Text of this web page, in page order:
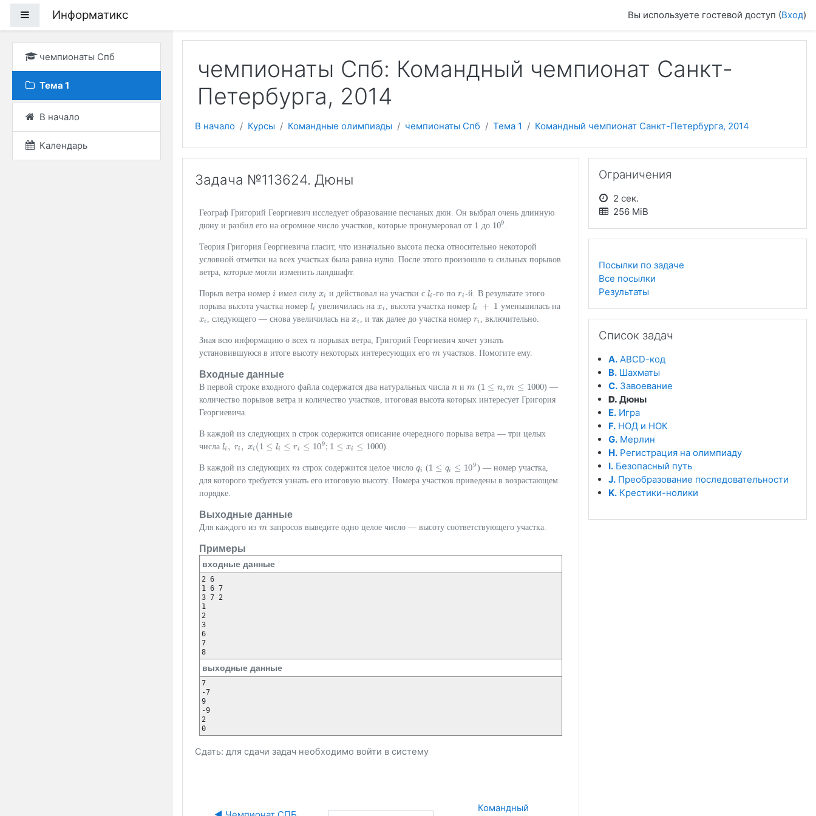
Боковая панель
Информатикс Вы используете гостевой доступ (Вход)
чемпионаты Спб
Тема 1
В начало
Календарь
чемпионаты Спб: Командный чемпионат Санкт-
Петербурга, 2014
В начало Курсы Командные олимпиады чемпионаты Спб Тема 1 Командный чемпионат Санкт-Петербурга, 2014
Задача №113624. Дюны
Географ Григорий Георгиевич исследует образование песчаных дюн. Он выбрал очень длинную
дюну и разбил его на огромное число участков, которые пронумеровал от 1
1 до 109
109 .
Теория Григория Георгиевича гласит, что изначально высота песка относительно некоторой
условной отметки на всех участках была равна нулю. После этого произошло n
n сильных порывов
ветра, которые могли изменить ландшафт.
Порыв ветра номер i
i имел силу xi
xi и действовал на участки с li
li-го поri
ri-й. В результате этого
порыва высота участка номер li
li увеличилась наxi
xi , высота участка номер li + 1
li + 1 уменьшилась на
xi
xi , следующего — снова увеличилась наxi
xi , и так далее до участка номер ri
ri , включительно.
Зная всю информацию о всех n
n порывах ветра, Григорий Георгиевич хочет узнать
установившуюся в итоге высоту некоторых интересующих его m
m участков. Помогите ему.
Входные данные
В первой строке входного файла содержатся два натуральных числа n
n иm
m (1 ≤ n, m ≤ 1000
1≤n m≤1000
) —
количество порывов ветра и количество участков, итоговая высота которых интересует Григория
Георгиевича.
В каждой из следующих n строк содержится описание очередного порыва ветра — три целых
числа li , ri , xi (1 ≤ li ≤ ri ≤ 109; 1 ≤ xi ≤ 1000
li , ri, x i(1 ≤l ≤r i≤ 10 9;1 ≤x ≤1000 ).
В каждой из следующих m
m строк содержится целое числоqi
qi (1 ≤ qi ≤ 109
1≤q ≤109
) — номер участка,
для которого требуется узнать его итоговую высоту. Номера участков приведены в возрастающем
порядке.
Выходные данные
Для каждого из m
m запросов выведите одно целое число — высоту соответствующего участка.
Примеры
входные данные
2 6
1 6 7
3 7 2
1
2
3
6
7
8
выходные данные
7
-7
9
-9
2
0
Сдать: для сдачи задач необходимо войти в систему
Командный
Ограничения
2 сек.
256 MiB
Посылки по задаче
Все посылки
Результаты
Список задач
A. ABCD-код
B. Шахматы
C. Завоевание
D. Дюны
E. Игра
F. НОД и НОК
G. Мерлин
H. Регистрация на олимпиаду
I. Безопасный путь
J. Преобразование последовательности
K. Крестики-нолики